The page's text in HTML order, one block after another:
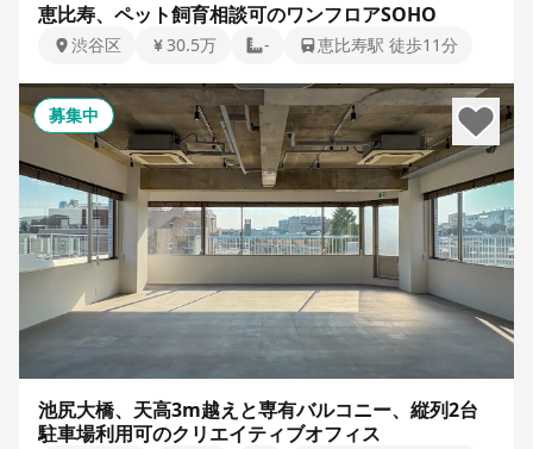
恵比寿、ペット飼育相談可のワンフロアSOHO
渋谷区 30.5万 - 恵比寿駅 徒歩11分
募集中
池尻大橋、天高3m越えと専有バルコニー、縦列2台
駐車場利用可のクリエイティブオフィス